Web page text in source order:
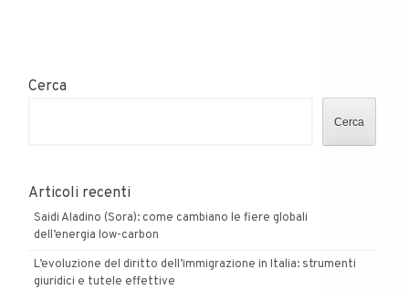
Cerca
Cerca
Articoli recenti
Saidi Aladino (Sora): come cambiano le fiere globali
dell’energia low-carbon
L’evoluzione del diritto dell’immigrazione in Italia: strumenti
giuridici e tutele effettive